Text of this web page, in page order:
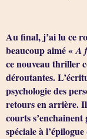
Au final, j’ai lu ce
beaucoup aimé «A
ce nouveau thriller
déroutantes.
psychologie des
retours en arrière.
courts
spéciale à